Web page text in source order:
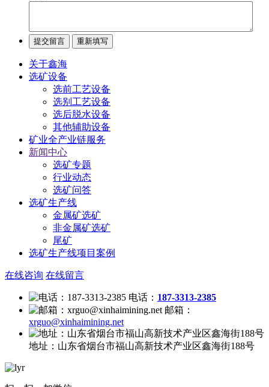
关于鑫海
选矿设备
选前工艺设备
选别工艺设备
选后脱水设备
其他辅助设备
矿业全产业链服务
新闻中心
选矿专题
行业动态
选矿问答
选矿生产线
金属矿选矿
非金属矿选矿
尾矿
选矿生产线项目案例
在线咨询 在线留言
电话： 187-3313-2385
邮箱：
xrguo@xinhaimining.net
地址： 山东省烟台市福山高新技术产业区鑫海街188号